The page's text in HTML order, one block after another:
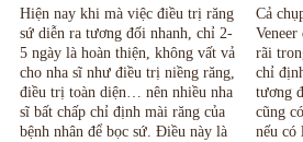
không?
Hiện nay khi mà việc điều trị răng
sứ diễn ra tương đối nhanh, chỉ 2-
5 ngày là hoàn thiện, không vất vả
cho nha sĩ như điều trị niềng răng,
điều trị toàn diện… nên nhiều nha
sĩ bất chấp chỉ định mài răng của
bệnh nhân để bọc sứ. Điều này là
Cả
rãi
chỉ
tương
cũng
nếu có